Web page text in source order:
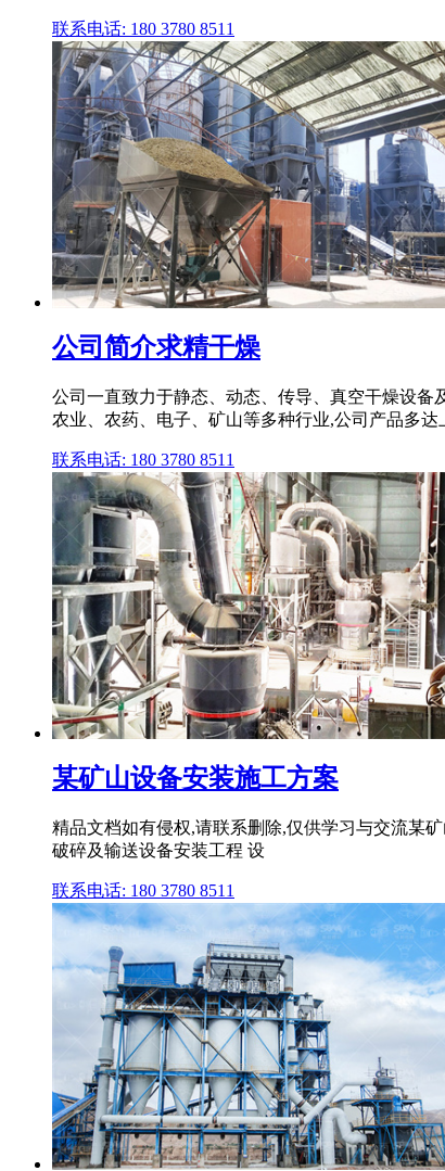
联系电话: 180 3780 8511
公司简介求精干燥
公司一直致力于静态、动态、传导、真空干燥设备
农业、农药、电子、矿山等多种行业,公司产品多达
联系电话: 180 3780 8511
某矿山设备安装施工方案
精品文档如有侵权,请联系删除,仅供学习与交流某
破碎及输送设备安装工程 设
联系电话: 180 3780 8511